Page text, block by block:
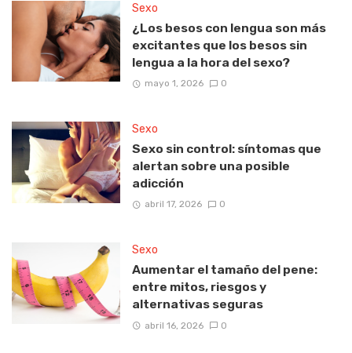
Sexo
¿Los besos con lengua son más
excitantes que los besos sin
lengua a la hora del sexo?
mayo 1, 2026 0
Sexo
Sexo sin control: síntomas que
alertan sobre una posible
adicción
abril 17, 2026 0
Sexo
Aumentar el tamaño del pene:
entre mitos, riesgos y
alternativas seguras
abril 16, 2026 0